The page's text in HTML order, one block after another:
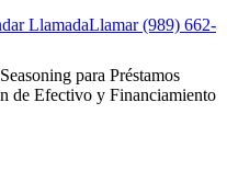
LlamadaLlamar (989) 662-
para Préstamos
de Efectivo y Financiamiento